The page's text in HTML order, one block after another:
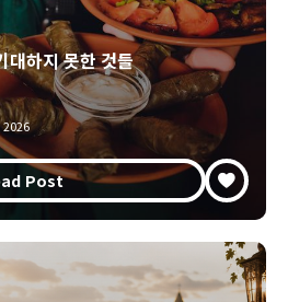
대하지 못한 것들
2026
Post